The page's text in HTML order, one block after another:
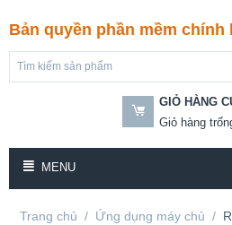
Bản quyền phần mềm chính
GIỎ HÀNG
Giỏ hàng
MENU
Trang chủ / Ứng dụng máy chủ /